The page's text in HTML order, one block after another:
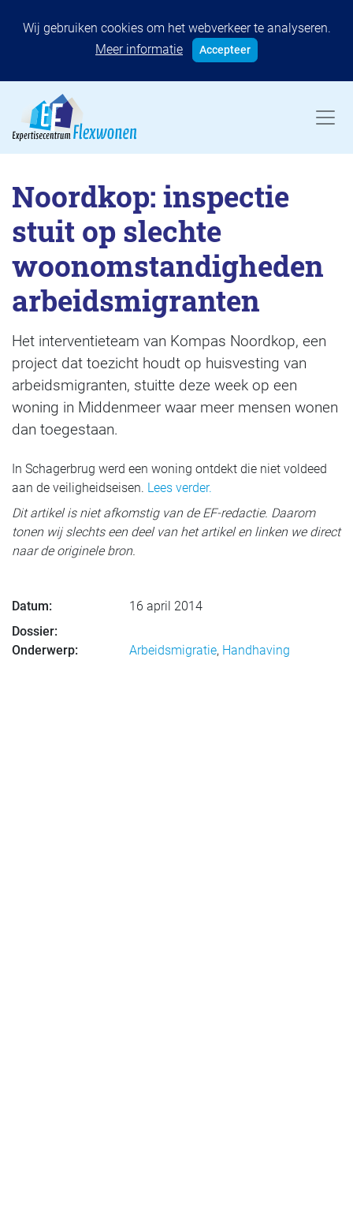
Wij gebruiken cookies om het webverkeer te analyseren.
Meer informatie
Accepteer
Noordkop: inspectie
stuit op slechte
woonomstandigheden
arbeidsmigranten
Het interventieteam van Kompas Noordkop, een
project dat toezicht houdt op huisvesting van
arbeidsmigranten, stuitte deze week op een
woning in Middenmeer waar meer mensen wonen
dan toegestaan.
In Schagerbrug werd een woning ontdekt die niet voldeed
aan de veiligheidseisen. Lees verder.
Dit artikel is niet afkomstig van de EF-redactie. Daarom
tonen wij slechts een deel van het artikel en linken we direct
naar de originele bron.
Datum:
16 april 2014
Dossier:
Onderwerp:
Arbeidsmigratie, Handhaving